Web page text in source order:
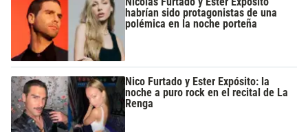
habrían sido protagonistas de una
polémica en la noche porteña
Nico Furtado y Ester Expósito: la
noche a puro rock en el recital de La
Renga